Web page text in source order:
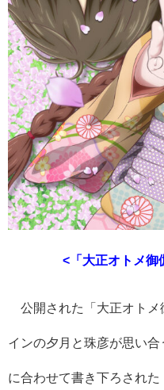
<「大正オトメ御
公開された「大正オトメ
インの夕月と珠彦が思い
に合わせて書き下ろされ